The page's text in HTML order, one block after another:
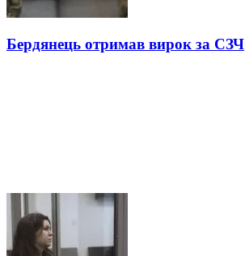
Бердянець отримав вирок за СЗЧ